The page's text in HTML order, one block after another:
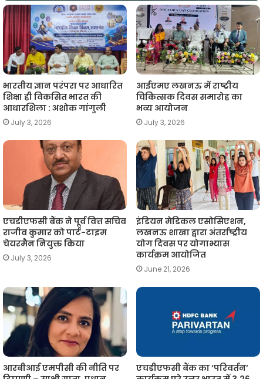
A
p
p
o
o
k
e
r
r
a
m
i
n
k
भारतीय ज्ञान परंपरा पर आधारित
शिक्षा ही विकसित भारत की
आधारशिला : अशोक गांगुली
July 3, 2026
आईएमए लखनऊ में राष्ट्रीय
चिकित्सक दिवस समारोह का
भव्य आयोजन
July 3, 2026
एचडीएफसी बैंक ने पूर्व वित्त सचिव
राजीव कुमार को पार्ट-टाइम
चेयरमैन नियुक्त किया
July 3, 2026
इंडियन मेडिकल एसोसिएशन,
लखनऊ शाखा द्वारा अंतर्राष्ट्रीय
योग दिवस पर योगाभ्यास
कार्यक्रम आयोजित
June 21, 2026
आरबीआई एमपीसी की नीति पर
एचडीएफसी बैंक का ‘परिवर्तन’